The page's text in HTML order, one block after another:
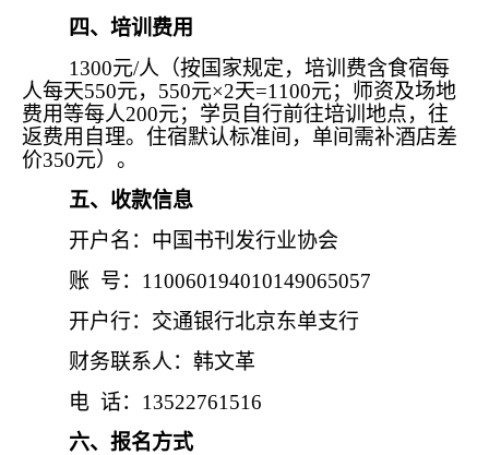
四、培训费用
1300元/人（按国家规定，培训费含食宿每
人每天550元，550元×2天=1100元；师资及场地
费用等每人200元；学员自行前往培训地点，往
返费用自理。住宿默认标准间，单间需补酒店差
价350元）。
五、收款信息
开户名：中国书刊发行业协会
账 号：110060194010149065057
开户行：交通银行北京东单支行
财务联系人：韩文革
电 话：13522761516
六、报名方式